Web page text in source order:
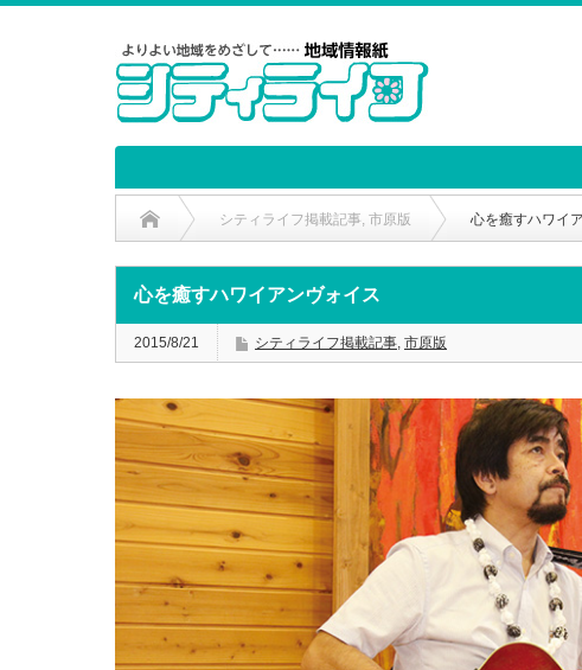
シティライフ掲載記事, 市原版 心を癒すハワイ
心を癒すハワイアンヴォイス
2015/8/21 シティライフ掲載記事, 市原版